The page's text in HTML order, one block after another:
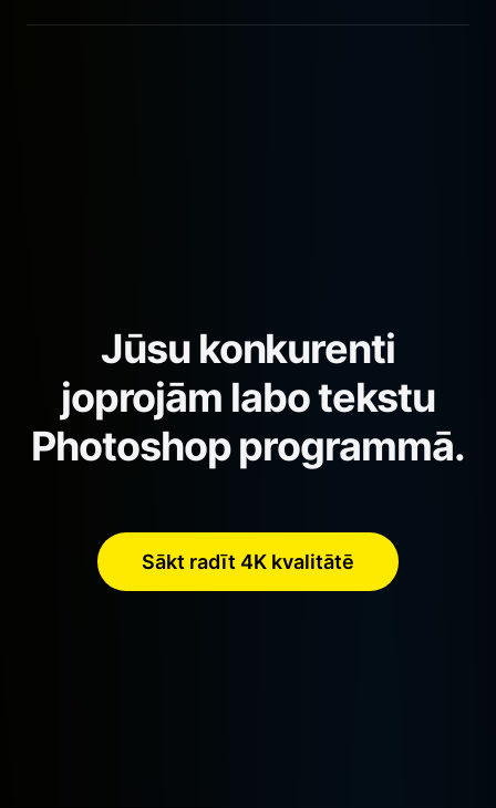
Jūsu konkurenti
joprojām labo tekstu
Photoshop programmā.
Sākt radīt 4K kvalitātē